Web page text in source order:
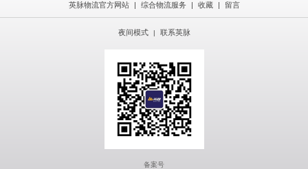
英脉物流官方网站 | 综合物流服务 | 收藏 | 留言
夜间模式 | 联系英脉
备案号